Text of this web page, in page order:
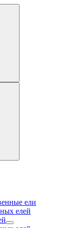
ели
елей